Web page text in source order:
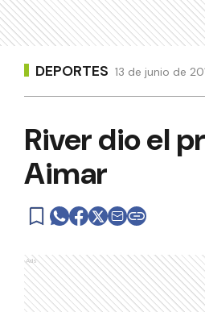
DEPORTES 13 de junio de
River dio el
Aimar
Ads